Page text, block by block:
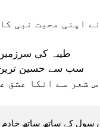
اپنی محبت نبی
طیبہ کی
سب سے حسین
شعر سے انکا عشق